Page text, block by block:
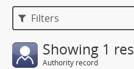
Filters
Showing 1
Authority record